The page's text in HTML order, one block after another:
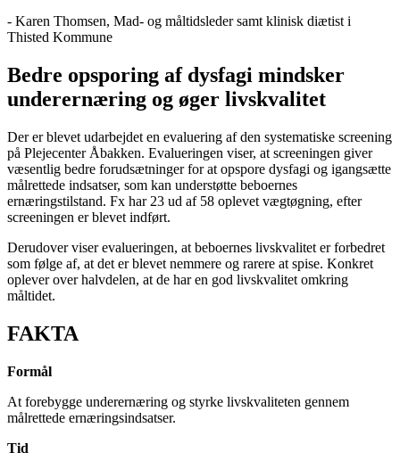
- Karen Thomsen, Mad- og måltidsleder samt klinisk diætist i
Thisted Kommune
Bedre opsporing af dysfagi mindsker
underernæring og øger livskvalitet
Der er blevet udarbejdet en evaluering af den systematiske screening
på Plejecenter Åbakken. Evalueringen viser, at screeningen giver
væsentlig bedre forudsætninger for at opspore dysfagi og igangsætte
målrettede indsatser, som kan understøtte beboernes
ernæringstilstand. Fx har 23 ud af 58 oplevet vægtøgning, efter
screeningen er blevet indført.
Derudover viser evalueringen, at beboernes livskvalitet er forbedret
som følge af, at det er blevet nemmere og rarere at spise. Konkret
oplever over halvdelen, at de har en god livskvalitet omkring
måltidet.
FAKTA
Formål
At forebygge underernæring og styrke livskvaliteten gennem
målrettede ernæringsindsatser.
Tid